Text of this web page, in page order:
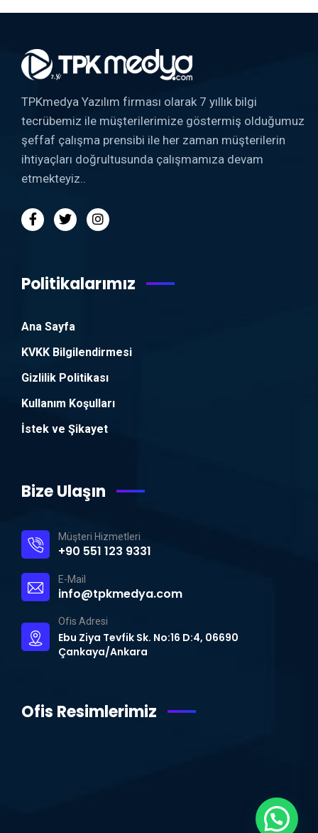
TPKmedya Yazılım firması olarak 7 yıllık bilgi
tecrübemiz ile müşterilerimize göstermiş olduğumuz
şeffaf çalışma prensibi ile her zaman müşterilerin
ihtiyaçları doğrultusunda çalışmamıza devam
etmekteyiz..
Politikalarımız
Ana Sayfa
KVKK Bilgilendirmesi
Gizlilik Politikası
Kullanım Koşulları
İstek ve Şikayet
Bize Ulaşın
Müşteri Hizmetleri
+90 551 123 9331
E-Mail
info@tpkmedya.com
Ofis Adresi
Ebu Ziya Tevfik Sk. No:16 D:4, 06690
Çankaya/Ankara
Ofis Resimlerimiz